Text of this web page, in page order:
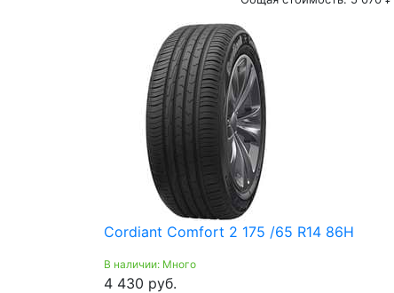
Cordiant Comfort 2 175 /65 R14 86H
В наличии: Много
4 430 руб.